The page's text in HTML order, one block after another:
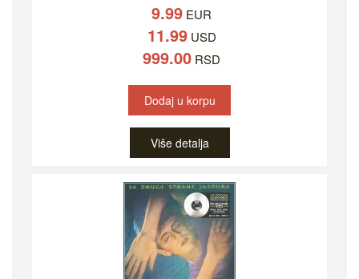
9.99 EUR
11.99USD
999.00 RSD
Dodaj u korpu
Više detalja